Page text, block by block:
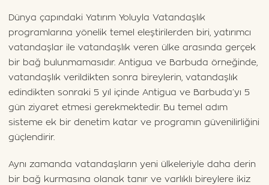
Dünya çapındaki Yatırım Yoluyla Vatandaşlık
programlarına yönelik temel eleştirilerden biri, yatırımcı
vatandaşlar ile vatandaşlık veren ülke arasında gerçek
bir bağ bulunmamasıdır. Antigua ve Barbuda örneğinde,
vatandaşlık verildikten sonra bireylerin, vatandaşlık
edindikten sonraki 5 yıl içinde Antigua ve Barbuda’yı 5
gün ziyaret etmesi gerekmektedir. Bu temel adım
sisteme ek bir denetim katar ve programın güvenilirliğini
güçlendirir.
Aynı zamanda vatandaşların yeni ülkeleriyle daha derin
bir bağ kurmasına olanak tanır ve varlıklı bireylere ikiz